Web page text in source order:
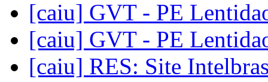
[caiu] GVT - PE
[caiu] GVT - PE
[caiu] RES: Site